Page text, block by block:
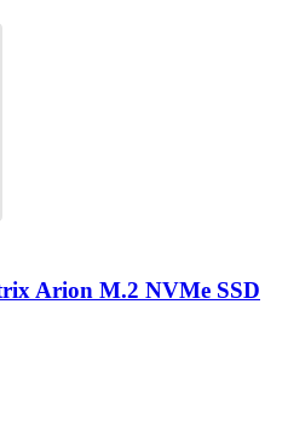
Arion M.2 NVMe SSD